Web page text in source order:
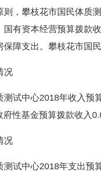
攀枝花市国民体质测
国有资本经营预算拨款
保障支出。攀枝花市国
况
中心2018年收入预算
性基金预算拨款收入
况
中心2018年支出预